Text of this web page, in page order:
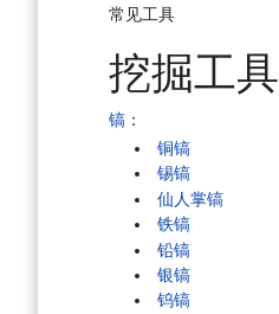
常见工具
挖掘工具
镐 ：
铜镐
锡镐
仙人掌镐
铁镐
铅镐
银镐
钨镐